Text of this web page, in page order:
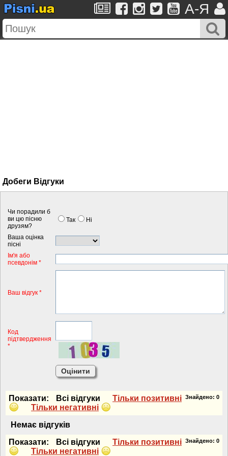
A-Я
Добеги Вiдгуки
Чи порадили б
ви цю пісню
друзям?
Так Нi
Ваша оцінка
пісні
Iм'я або
псевдонiм *
Ваш відгук *
Код
підтвердження
*
Знайдено: 0
Показати: Всi вiдгуки
Тiльки позитивнi
Тiльки негативнi
Немає вiдгукiв
Знайдено: 0
Показати: Всi вiдгуки
Тiльки позитивнi
Тiльки негативнi